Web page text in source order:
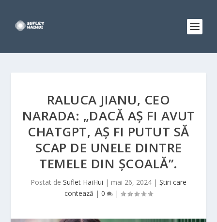
RALUCA JIANU, CEO
NARADA: „DACĂ AȘ FI AVUT
CHATGPT, AȘ FI PUTUT SĂ
SCAP DE UNELE DINTRE
TEMELE DIN ȘCOALĂ”.
Postat de Suflet HaiHui | mai 26, 2024 | Știri care
contează | 0 |